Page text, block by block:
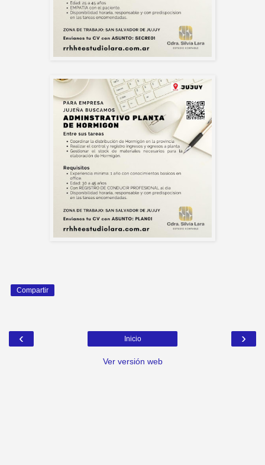
Compartir
‹ ›
Inicio
Ver versión web